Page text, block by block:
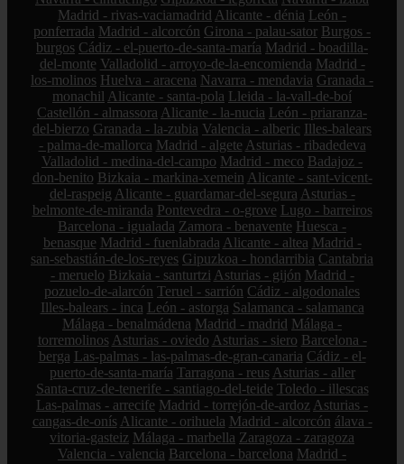
Madrid - rivas-vaciamadrid Alicante - dénia León -
ponferrada Madrid - alcorcón Girona - palau-sator Burgos -
burgos Cádiz - el-puerto-de-santa-maría Madrid - boadilla-
del-monte Valladolid - arroyo-de-la-encomienda Madrid -
los-molinos Huelva - aracena Navarra - mendavia Granada -
monachil Alicante - santa-pola Lleida - la-vall-de-boí
Castellón - almassora Alicante - la-nucia León - priaranza-
del-bierzo Granada - la-zubia Valencia - alberic Illes-balears
- palma-de-mallorca Madrid - algete Asturias - ribadedeva
Valladolid - medina-del-campo Madrid - meco Badajoz -
don-benito Bizkaia - markina-xemein Alicante - sant-vicent-
del-raspeig Alicante - guardamar-del-segura Asturias -
belmonte-de-miranda Pontevedra - o-grove Lugo - barreiros
Barcelona - igualada Zamora - benavente Huesca -
benasque Madrid - fuenlabrada Alicante - altea Madrid -
san-sebastián-de-los-reyes Gipuzkoa - hondarribia Cantabria
- meruelo Bizkaia - santurtzi Asturias - gijón Madrid -
pozuelo-de-alarcón Teruel - sarrión Cádiz - algodonales
Illes-balears - inca León - astorga Salamanca - salamanca
Málaga - benalmádena Madrid - madrid Málaga -
torremolinos Asturias - oviedo Asturias - siero Barcelona -
berga Las-palmas - las-palmas-de-gran-canaria Cádiz - el-
puerto-de-santa-maría Tarragona - reus Asturias - aller
Santa-cruz-de-tenerife - santiago-del-teide Toledo - illescas
Las-palmas - arrecife Madrid - torrejón-de-ardoz Asturias -
cangas-de-onís Alicante - orihuela Madrid - alcorcón álava -
vitoria-gasteiz Málaga - marbella Zaragoza - zaragoza
Valencia - valencia Barcelona - barcelona Madrid -